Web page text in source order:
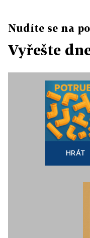
Nudíte se na
Vyřešte
HRÁT